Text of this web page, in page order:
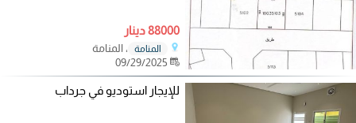
88000 دينار
المنامة
، المنامة
للإيجار استوديو في جرداب